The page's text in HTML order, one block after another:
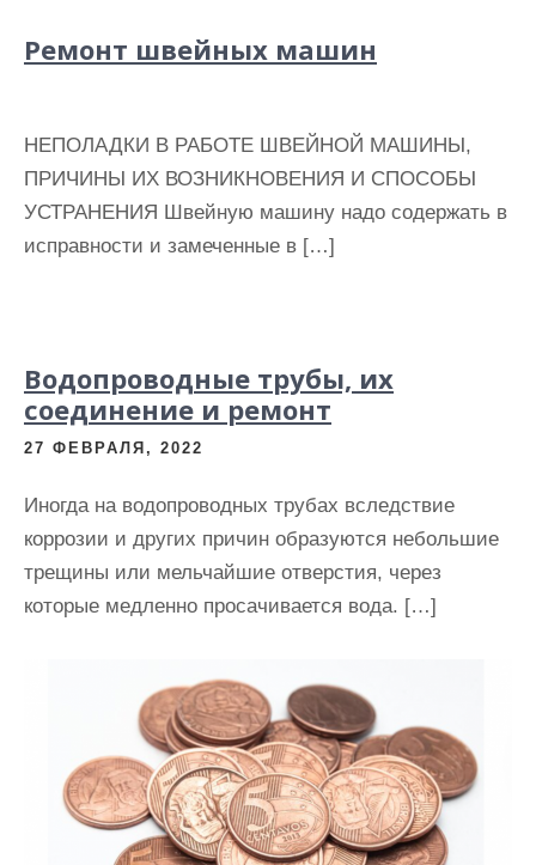
Ремонт швейных машин
НЕПОЛАДКИ В РАБОТЕ ШВЕЙНОЙ МАШИНЫ,
ПРИЧИНЫ ИХ ВОЗНИКНОВЕНИЯ И СПОСОБЫ
УСТРАНЕНИЯ Швейную машину надо содержать в
исправности и замеченные в […]
Водопроводные трубы, их
соединение и ремонт
27 ФЕВРАЛЯ, 2022
Иногда на водопроводных трубах вследствие
коррозии и других причин образуются небольшие
трещины или мельчайшие отверстия, через
которые медленно просачивается вода. […]